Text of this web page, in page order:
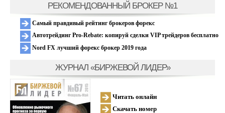
РЕКОМЕНДОВАННЫЙ БРОКЕР №1
Самый правдивый рейтинг брокеров форекс
Автотрейдинг Pro-Rebate: копируй сделки VIP трейдеров бесплатно
Nord FX лучший форекс брокер 2019 года
ЖУРНАЛ «БИРЖЕВОЙ ЛИДЕР»
Читать онлайн
Скачать номер